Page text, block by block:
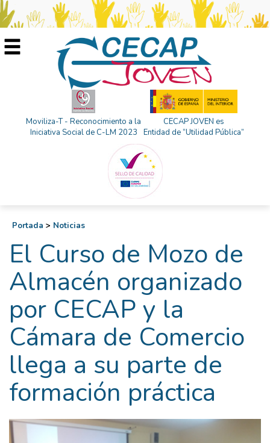
Moviliza-T - Reconocimiento a la
Iniciativa Social de C-LM 2023
CECAP JOVEN es
Entidad de “Utilidad Pública”
Portada > Noticias
El Curso de Mozo de
Almacén organizado
por CECAP y la
Cámara de Comercio
llega a su parte de
formación práctica